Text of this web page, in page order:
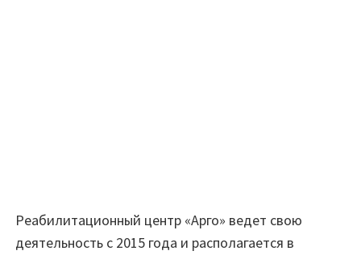
Реабилитационный центр «Арго» ведет свою
деятельность с 2015 года и располагается в